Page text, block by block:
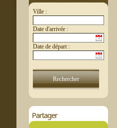
Ville :
Date d'arrivée :
Date de départ :
Partager